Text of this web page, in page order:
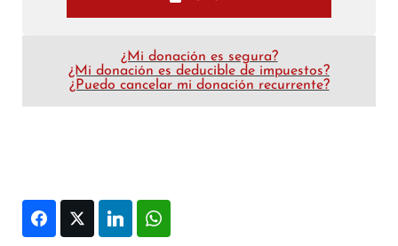
¿Mi donación es segura?
¿Mi donación es deducible de impuestos?
¿Puedo cancelar mi donación recurrente?
FacebookTwitter LinkedIn